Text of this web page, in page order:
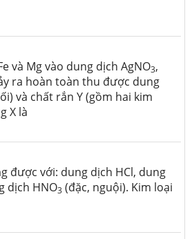
và Mg vào dung dịch AgNO3,
ra hoàn toàn thu được dung
và chất rắn Y (gồm hai kim
X là
được với: dung dịch HCl, dung
dịch HNO3 (đặc, nguội). Kim loại